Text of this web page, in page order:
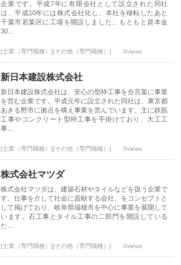
企業です。平成7年に有限会社として設立された同社
は、平成10年には株式会社化し、本社を移転したあと
千葉市若葉区に工場を開設しました。もともと資本金
30…
[士業（専門職種）][その他（専門職種）] 0views
新日本建設株式会社
新日本建設株式会社は、安心の型枠工事を合言葉に事業
を営む企業です。平成元年に設立された同社は、東京都
あきる野市に拠点を構え事業を営んでいます。主に鉄筋
工事やコンクリート型枠工事を手掛けており、大工工
事…
[士業（専門職種）][その他（専門職種）] 0views
株式会社マツダ
株式会社マツダは、建築石材やタイルなどを扱う企業で
す。仕事を介して社会に貢献する会社、をコンセプトと
して掲げており、岐阜県瑞穂市を中心に事業を展開して
います。石工事とタイル工事の二部門を開設している
た…
[士業（専門職種）][その他（専門職種）] 0views